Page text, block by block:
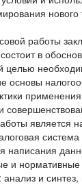
работы
в
целью
основы
является
написания
и
и